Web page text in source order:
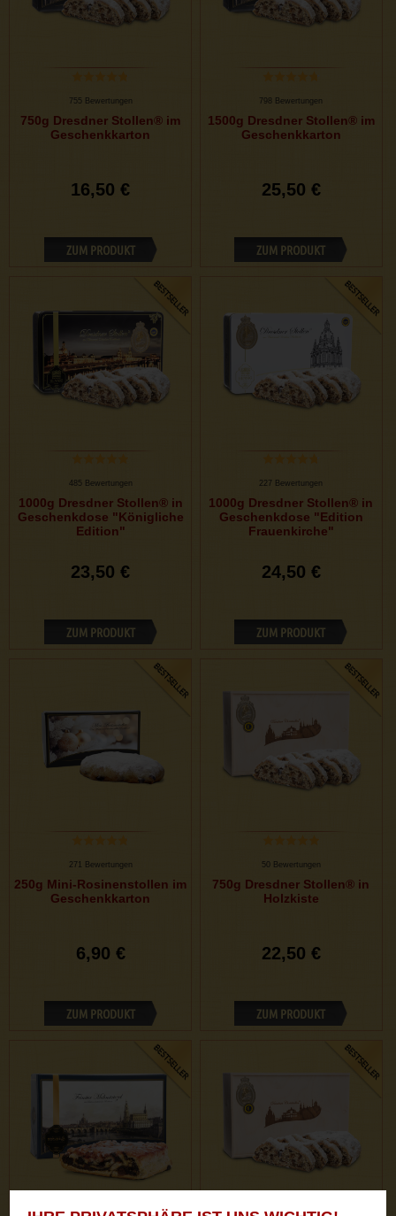
755 Bewertungen
750g Dresdner Stollen® im
Geschenkkarton
16,50 €
ZUM PRODUKT
798 Bewertungen
1500g Dresdner Stollen® im
Geschenkkarton
25,50 €
ZUM PRODUKT
485 Bewertungen
1000g Dresdner Stollen® in
Geschenkdose "Königliche
Edition"
23,50 €
ZUM PRODUKT
227 Bewertungen
1000g Dresdner Stollen® in
Geschenkdose "Edition
Frauenkirche"
24,50 €
ZUM PRODUKT
271 Bewertungen
250g Mini-Rosinenstollen im
Geschenkkarton
6,90 €
ZUM PRODUKT
50 Bewertungen
750g Dresdner Stollen® in
Holzkiste
22,50 €
ZUM PRODUKT